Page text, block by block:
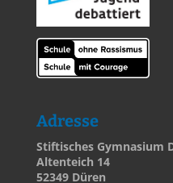
Adresse
Stiftisches Gymnasium
Altenteich 14
52349 Düren